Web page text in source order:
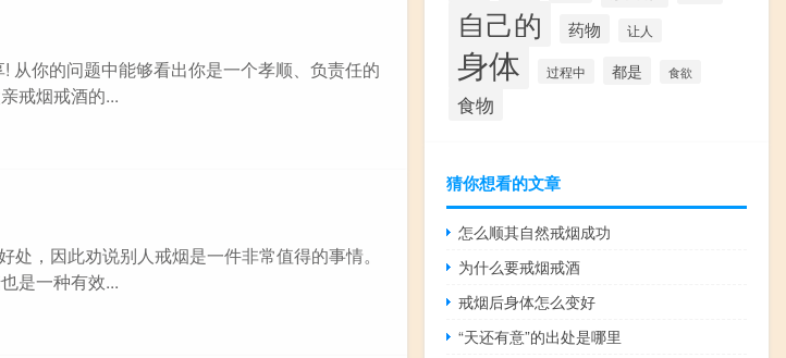
从你的问题中能够看出你是一个孝顺、负责任的
戒烟戒酒的...
，因此劝说别人戒烟是一件非常值得的事情。
是一种有效...
自己的 药物 让人
身体 过程中 都是 食欲
食物
猜你想看的文章
怎么顺其自然戒烟成功
为什么要戒烟戒酒
戒烟后身体怎么变好
“天还有意”的出处是哪里